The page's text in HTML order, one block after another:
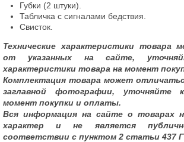
Губки (2 штуки).
Табличка с сигналами бедствия.
Свисток.
Технические характеристики товара
от указанных на сайте,
характеристики товара на момент
Комплектация товара может
заглавной фотографии, уточняйте
момент покупки и оплаты.
Вся информация на сайте о товарах
характер и не является
соответствии с пунктом 2 статьи 437